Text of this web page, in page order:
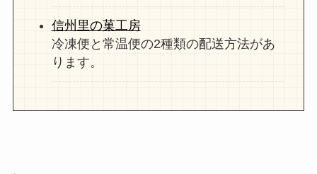
信州里の菓工房
冷凍便と常温便の2種類の配送方法があ
ります。